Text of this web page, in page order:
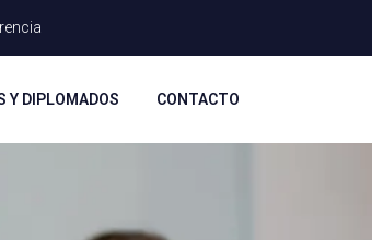
Y DIPLOMADOS CONTACTO